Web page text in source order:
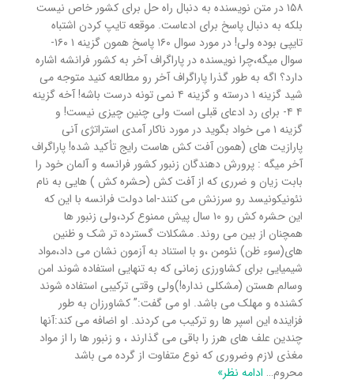
۱۵۸ در متن نویسنده به دنبال راه حل برای کشور خاص نیست
بلکه به دنبال پاسخ برای ادعاست. موقعه تایپ کردن اشتباه
تایپی بوده ولی! در مورد سوال ۱۶۰ پاسخ همون گزینه ۱ ۱۶۰-
سوال میگه،چرا نویسنده در پاراگراف آخر به کشور فرانشه اشاره
دارد؟ اگه به طور گذرا پاراگراف آخر رو مطالعه کنید متوجه می
شید گزینه ۱ درسته و گزینه ۴ نمی تونه درست باشه! آخه گزینه
۴ ۴- برای رد ادعای قبلی است ولی چنین چیزی نیست! و
گزینه ۱ می خواد بگوید در مورد ناکار آمدی استراتژی آنی
پارازیت های (همون آفت کش هاست رایج تأکید شده! پاراگراف
آخر میگه : پرورش دهندگان زنبور کشور فرانسه و آلمان خود را
بابت زیان و ضرری که از آفت کش (حشره کش ) هایی به نام
نئونیکونیسد رو سرزنش می کنند-اما دولت فرانسه با این که
این حشره کش رو ۱۰ سال پیش ممنوع کرد،ولی زنبور ها
همچنان از بین می روند. مشکلات گسترده تر شک و ظنین
های(سوء ظن) نئومن ،و با استناد به آزمون نشان می داد،مواد
شیمیایی برای کشاورزی زمانی که به تنهایی استفاده شوند امن
وسالم هستن (مشکلی نداره!)ولی وقتی ترکیبی استفاده شوند
کشنده و مهلک می باشد. او می گفت:” کشاورزان به طور
فزاینده این اسپر ها رو ترکیب می کردند. او اضافه می کند:آنها
چندین علف های هرز را باقی می گذارند ، و زنبور ها را از مواد
مغذی لازم وضروری که نوع متفاوت از گرده می باشد
محروم… ادامه نظر»